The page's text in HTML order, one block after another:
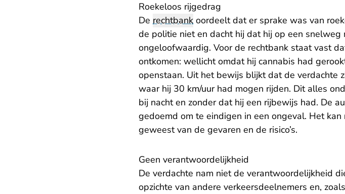
Roekeloos rijgedrag
De rechtbank oordeelt dat er sprake was van
de politie niet en dacht hij dat hij op een
ongeloofwaardig. Voor de rechtbank staat vast
ontkomen: wellicht omdat hij cannabis had
openstaan. Uit het bewijs blijkt dat de verdachte
waar hij 30 km/uur had mogen rijden. Dit alles
bij nacht en zonder dat hij een rijbewijs had. De
gedoemd om te eindigen in een ongeval. Het
geweest van de gevaren en de risico’s.
Geen verantwoordelijkheid
De verdachte nam niet de verantwoordelijkheid
opzichte van andere verkeersdeelnemers en,